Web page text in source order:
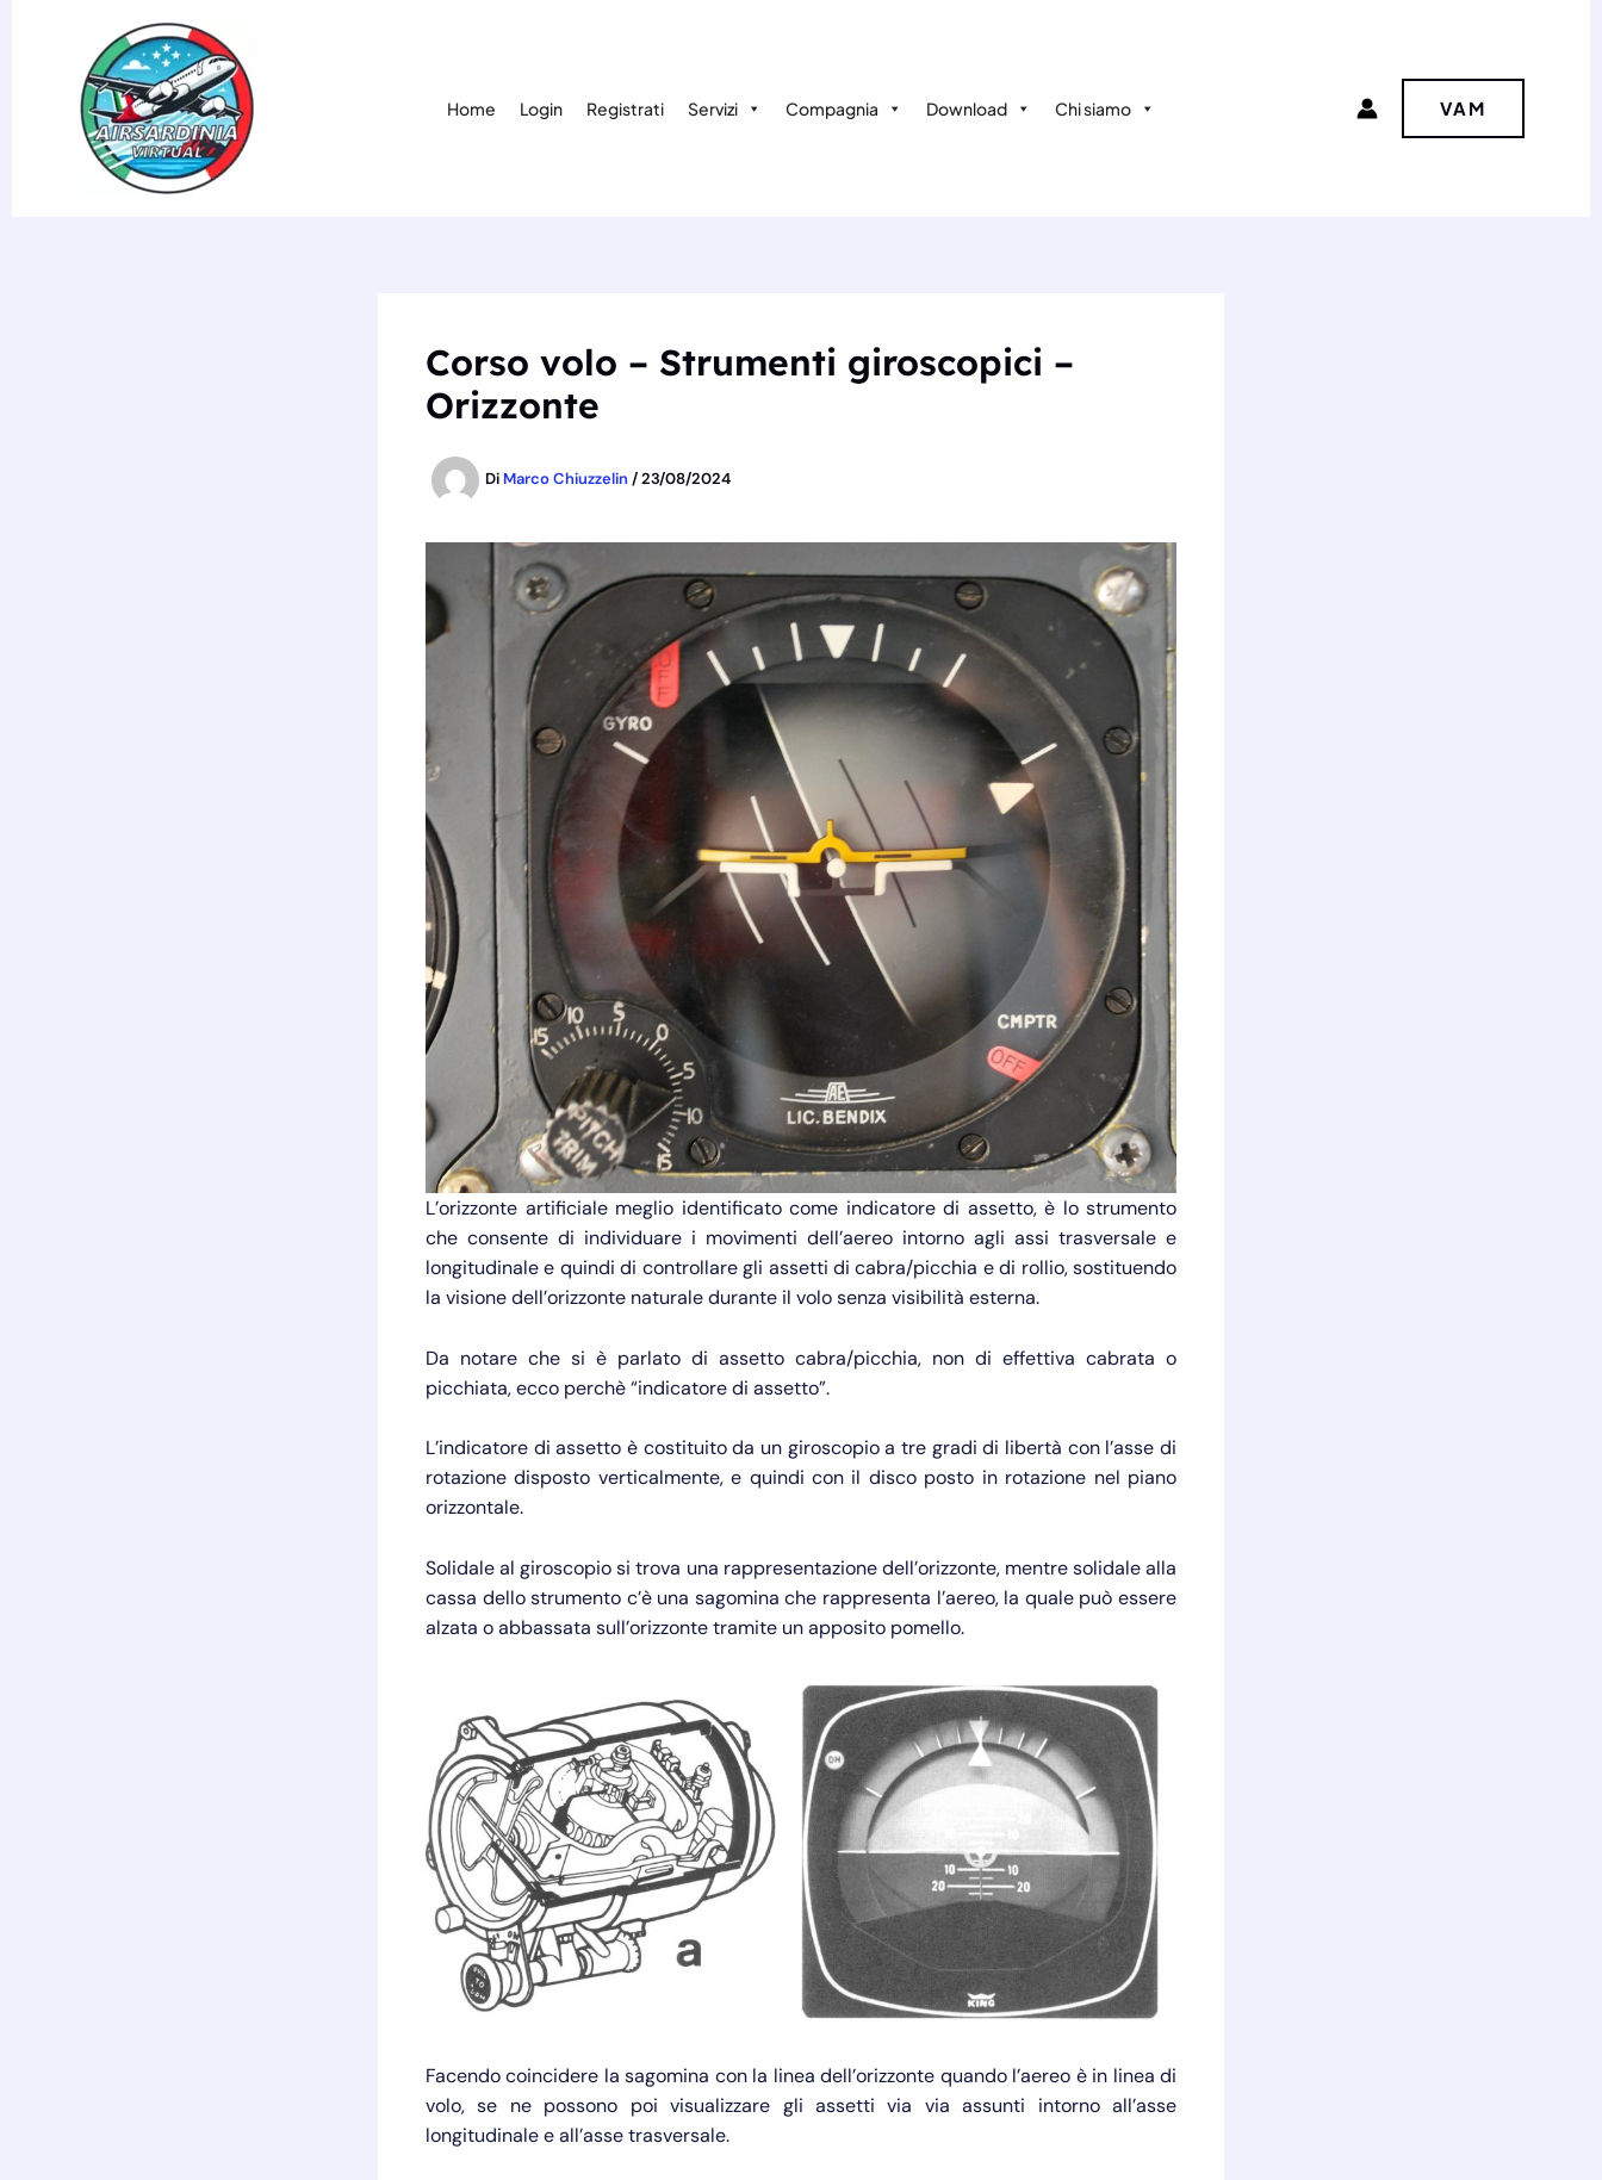
contenuto
Home Login Registrati Servizi Compagnia Download Chi siamo VAM
Corso volo – Strumenti giroscopici –
Orizzonte
Di Marco Chiuzzelin /23/08/2024
L’orizzonte artificiale meglio identificato come indicatore di assetto, è lo strumento
che consente di individuare i movimenti dell’aereo intorno agli assi trasversale e
longitudinale e quindi di controllare gli assetti di cabra/picchia e di rollio, sostituendo
la visione dell’orizzonte naturale durante il volo senza visibilità esterna.
Da notare che si è parlato di assetto cabra/picchia, non di effettiva cabrata o
picchiata, ecco perchè “indicatore di assetto”.
L’indicatore di assetto è costituito da un giroscopio a tre gradi di libertà con l’asse di
rotazione disposto verticalmente, e quindi con il disco posto in rotazione nel piano
orizzontale.
Solidale al giroscopio si trova una rappresentazione dell’orizzonte, mentre solidale alla
cassa dello strumento c’è una sagomina che rappresenta l’aereo, la quale può essere
alzata o abbassata sull’orizzonte tramite un apposito pomello.
Facendo coincidere la sagomina con la linea dell’orizzonte quando l’aereo è in linea di
volo, se ne possono poi visualizzare gli assetti via via assunti intorno all’asse
longitudinale e all’asse trasversale.